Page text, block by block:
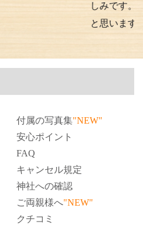
しみです。また次も
と思います。
付属の写真集"NEW"
安心ポイント
FAQ
キャンセル規定
神社への確認
ご両親様へ"NEW"
クチコミ